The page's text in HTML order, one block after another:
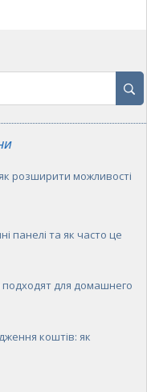
розширити можливості
панелі та як часто це
для домашнего
коштів: як